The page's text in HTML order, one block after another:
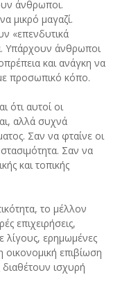
άνθρωποι.
μικρό μαγαζί.
«επενδυτικά
Υπάρχουν άνθρωποι
και ανάγκη να
προσωπικό κόπο.
ότι αυτοί οι
αλλά συχνά
Σαν να φταίνε οι
στασιμότητα. Σαν να
και τοπικής
το μέλλον
επιχειρήσεις,
ερημωμένες
οικονομική επιβίωση
ισχυρή